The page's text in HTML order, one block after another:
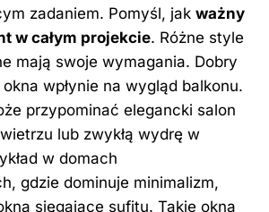
zadaniem. Pomyśl, jak ważny
w całym projekcie. Różne style
mają swoje wymagania. Dobry
wpłynie na wygląd balkonu.
przypominać elegancki salon
lub zwykłą wydrę w
w domach
gdzie dominuje minimalizm,
sięgające sufitu. Takie okna